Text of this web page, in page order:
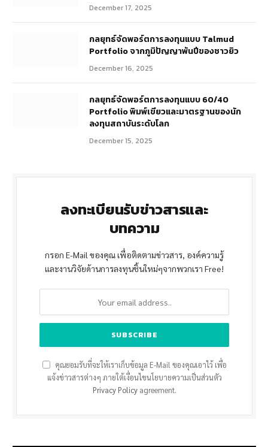
December 17, 2025
กลยุทธ์จัดพอร์ตการลงทุนแบบ Talmud
Portfolio จากภูมิปัญญาพันปีของชาวยิว
December 16, 2025
กลยุทธ์จัดพอร์ตการลงทุนแบบ 60/40
Portfolio พิมพ์เขียวและมาตรฐานของนัก
ลงทุนสถาบันระดับโลก
December 15, 2025
ลงทะเบียนรับข่าวสารและ
บทความ
กรอก E-Mail ของคุณ เพื่อติดตามข่าวสาร, องค์ความรู้
และงานวิจัยด้านการลงทุนชิ้นใหม่ๆจากพวกเรา Free!
คุณยอมรับที่จะให้เราเก็บข้อมูล E-Mail ของคุณเอาไว้ เพื่อ
แจ้งข่าวสารต่างๆ ภายใต้เงื่อนไขนโยบายความเป็นส่วนตัว
Privacy Policyagreement.